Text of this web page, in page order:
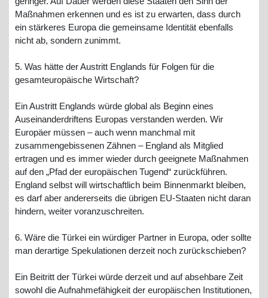
Maßnahmen erkennen und es ist zu erwarten, dass durch
ein stärkeres Europa die gemeinsame Identität ebenfalls
nicht ab, sondern zunimmt.
5. Was hätte der Austritt Englands für Folgen für die
gesamteuropäische Wirtschaft?
Ein Austritt Englands würde global als Beginn eines
Auseinanderdriftens Europas verstanden werden. Wir
Europäer müssen – auch wenn manchmal mit
zusammengebissenen Zähnen – England als Mitglied
ertragen und es immer wieder durch geeignete Maßnahmen
auf den „Pfad der europäischen Tugend“ zurückführen.
England selbst will wirtschaftlich beim Binnenmarkt bleiben,
es darf aber andererseits die übrigen EU-Staaten nicht daran
hindern, weiter voranzuschreiten.
6. Wäre die Türkei ein würdiger Partner in Europa, oder sollte
man derartige Spekulationen derzeit noch zurückschieben?
Ein Beitritt der Türkei würde derzeit und auf absehbare Zeit
sowohl die Aufnahmefähigkeit der europäischen Institutionen,